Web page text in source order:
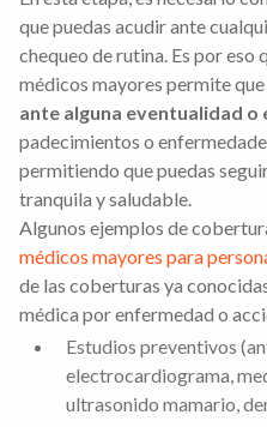
que puedas acudir ante
chequeo de rutina. Es por eso
médicos mayores permite que
ante alguna eventualidad o
padecimientos o
permitiendo que puedas
tranquila y saludable.
Algunos ejemplos de
médicos mayores para
de las coberturas ya
médica por enfermedad o
Estudios preventivos
electrocardiograma,
ultrasonido mamario,